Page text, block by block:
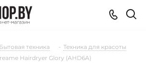
Бытовая техника - Техника для красоты
Hairdryer Glory (AHD6A)